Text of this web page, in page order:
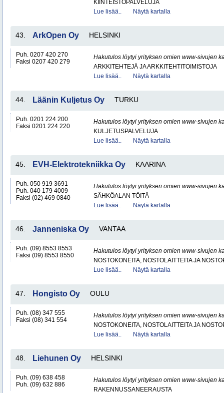
KIINTEISTÖPALVELUJA
Lue lisää..
Näytä kartalla
43. ArkOpen Oy HELSINKI
Puh. 0207 420 270
Faksi 0207 420 279
Hakutulos löytyi yrityksen omien www-sivujen
ARKKITEHTEJÄ JA ARKKITEHTITOIMISTOJA
Lue lisää..
Näytä kartalla
44. Läänin Kuljetus Oy TURKU
Puh. 0201 224 200
Faksi 0201 224 220
Hakutulos löytyi yrityksen omien www-sivujen
KULJETUSPALVELUJA
Lue lisää..
Näytä kartalla
45. EVH-Elektrotekniikka Oy KAARINA
Puh. 050 919 3691
Puh. 040 179 4009
Faksi (02) 469 0840
Hakutulos löytyi yrityksen omien www-sivujen
SÄHKÖALAN TÖITÄ
Lue lisää..
Näytä kartalla
46. Janneniska Oy VANTAA
Puh. (09) 8553 8553
Faksi (09) 8553 8550
Hakutulos löytyi yrityksen omien www-sivujen
NOSTOKONEITA, NOSTOLAITTEITA JA
Lue lisää..
Näytä kartalla
47. Hongisto Oy OULU
Puh. (08) 347 555
Faksi (08) 341 554
Hakutulos löytyi yrityksen omien www-sivujen
NOSTOKONEITA, NOSTOLAITTEITA JA
Lue lisää..
Näytä kartalla
48. Liehunen Oy HELSINKI
Puh. (09) 638 458
Puh. (09) 632 886
Hakutulos löytyi yrityksen omien www-sivujen
RAKENNUSSANEERAUSTA